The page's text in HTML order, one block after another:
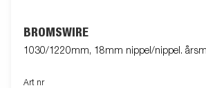
BROMSWIRE
1030/1220mm, 18mm nippel/nippel.
Art nr